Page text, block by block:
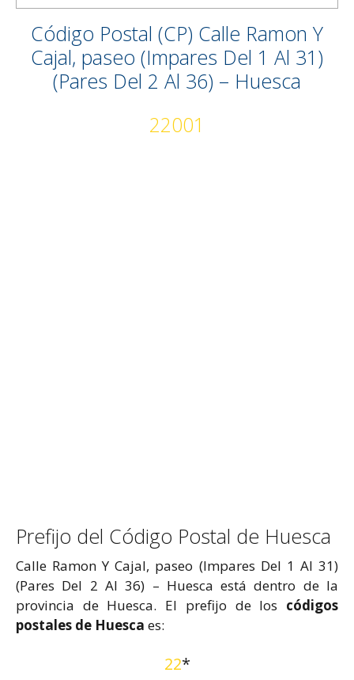
Código Postal (CP) Calle Ramon Y
Cajal, paseo (Impares Del 1 Al 31)
(Pares Del 2 Al 36) – Huesca
22001
Prefijo del Código Postal de Huesca
Calle Ramon Y Cajal, paseo (Impares Del 1 Al 31)
(Pares Del 2 Al 36) – Huesca está dentro de la
provincia de Huesca. El prefijo de los códigos
postales de Huesca es:
22*